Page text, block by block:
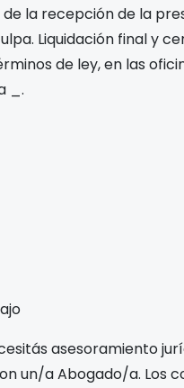
la recepción de la
Liquidación final y
de ley, en las
_.
asesoramiento
un/a Abogado/a. Los